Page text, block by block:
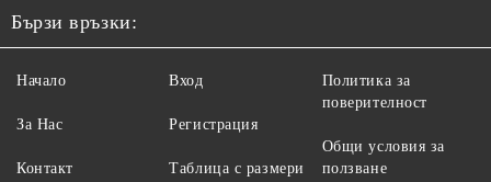
Бързи връзки:
Начало
За Нас
Контакт
Вход
Регистрация
Таблица с размери
Политика за
поверителност
Общи условия за
ползване